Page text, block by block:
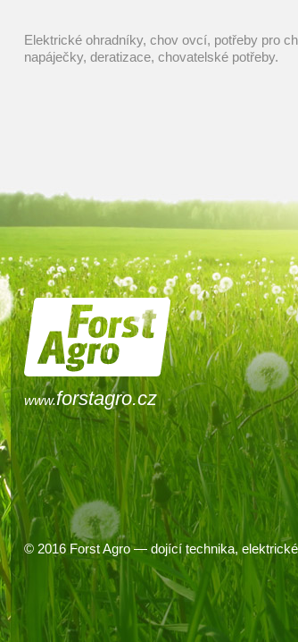
elektrické ohradníky, chov ovcí, potřeby pro chovatele, konve, elektrický ohradník, mucholapky, chov králíků, pasti, farmářské potřeby, kastrace, dojení, pasti na myši, chov prasat, dezinfekce,
napáječky, deratizace, chovatelské potřeby.
www.forstagro.cz
© 2016 Forst Agro— dojící technika, elektrické